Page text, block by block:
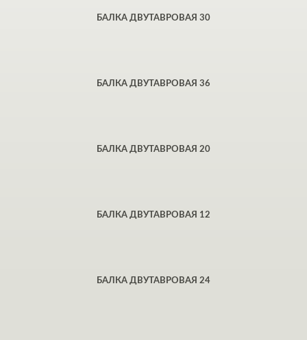
БАЛКА ДВУТАВРОВАЯ 30
БАЛКА ДВУТАВРОВАЯ 36
БАЛКА ДВУТАВРОВАЯ 20
БАЛКА ДВУТАВРОВАЯ 12
БАЛКА ДВУТАВРОВАЯ 24